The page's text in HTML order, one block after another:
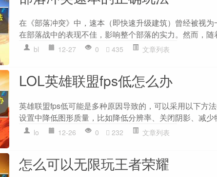
在《部落冲突》中，速本（即快速升级建筑）曾经被视
在部落战中的表现不佳，影响整个部落的实力。然而，随
bl 12-27 0 435 文章列表
LOL英雄联盟fps低怎么办
英雄联盟fps低可能是多种原因导致的，可以采用以下方
设置中降低图形质量，比如降低分辨率、关闭阴影、减少
lo 12-26 0 232 文章列表
怎么可以无限玩王者荣耀